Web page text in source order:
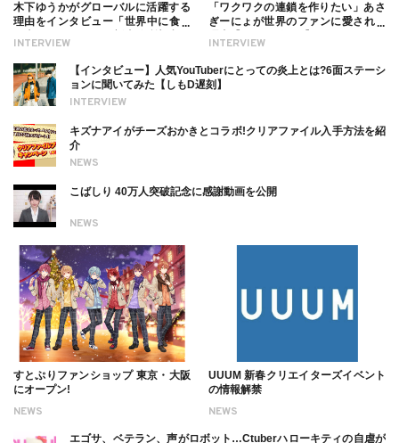
INTERVIEW
木下ゆうかがグローバルに活躍する
理由をインタビュー「世界中に食べ
ついても
INTERVIEW
「ワクワクの連鎖を作りたい」あさ
ぎーにょが世界のファンに愛される
INTERVIEW
【インタビュー】人気YouTuberにとっての炎上とは?6面ステーシ
ョンに聞いてみた【しもD遅刻】
NEWS
キズナアイがチーズおかきとコラボ!クリアファイル入手方法を紹
介
NEWS
こばしり 40万人突破記念に感謝動画を公開
NEWS
すとぷりファンショップ 東京・大阪
にオープン!
NEWS
UUUM 新春クリエイターズイベント
の情報解禁
エゴサ、ベテラン、声がロボット…Ctuberハローキティの自虐が